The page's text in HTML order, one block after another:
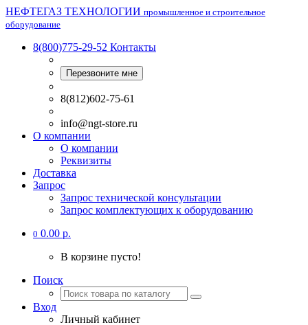
НЕФТЕГАЗ ТЕХНОЛОГИИ промышленное и строительное
оборудование
8(800)775-29-52 Контакты
Перезвоните мне
8(812)602-75-61
info@ngt-store.ru
О компании
О компании
Реквизиты
Доставка
Запрос
Запрос технической консультации
Запрос комплектующих к оборудованию
0 0.00 р.
В корзине пусто!
Поиск
Вход
Личный кабинет